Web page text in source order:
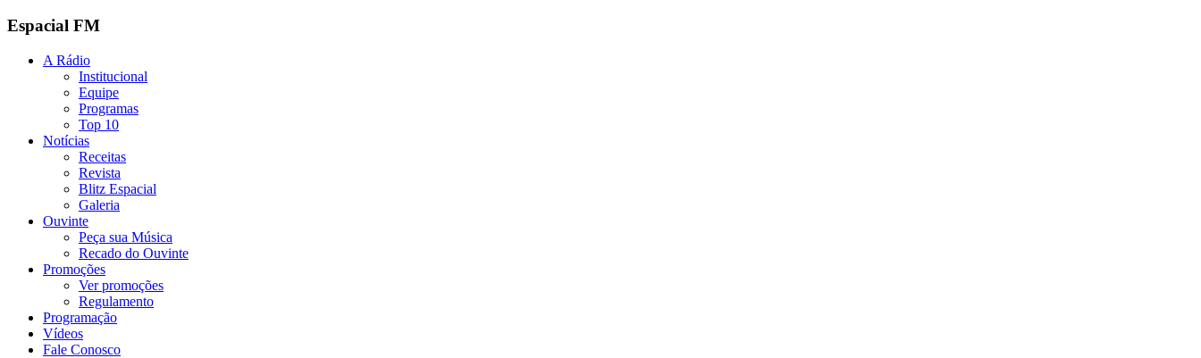
Espacial FM
A Rádio
Institucional
Equipe
Programas
Top 10
Notícias
Receitas
Revista
Blitz Espacial
Galeria
Ouvinte
Peça sua Música
Recado do Ouvinte
Promoções
Ver promoções
Regulamento
Programação
Vídeos
Fale Conosco